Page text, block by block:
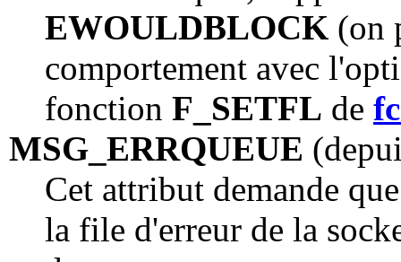
EWOULDBLOCK (on
comportement avec
fonction F_SETFL de
MSG_ERRQUEUE
Cet attribut demande
la file d'erreur de la